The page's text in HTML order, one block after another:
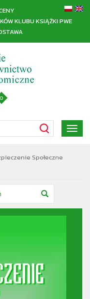
KLUBU KSIĄŻKI PWE
0
Pokaż
menu
Społeczne